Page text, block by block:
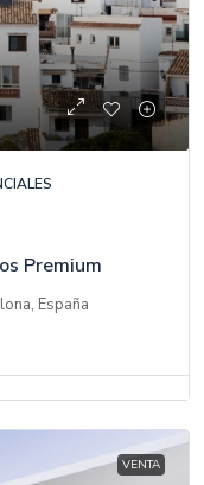
Premium
España
VENTA